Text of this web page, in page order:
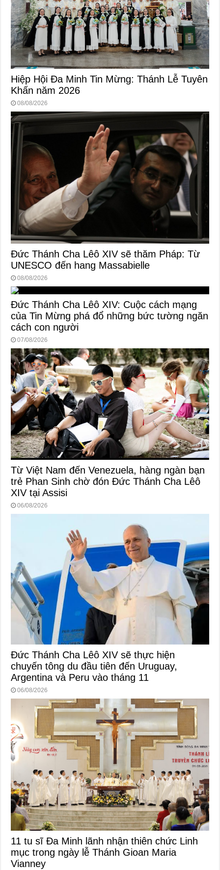
Hiệp Hội Đa Minh Tin Mừng: Thánh Lễ Tuyên
Khấn năm 2026
08/08/2026
Đức Thánh Cha Lêô XIV sẽ thăm Pháp: Từ
UNESCO đến hang Massabielle
08/08/2026
Đức Thánh Cha Lêô XIV: Cuộc cách mạng
của Tin Mừng phá đổ những bức tường ngăn
cách con người
07/08/2026
Từ Việt Nam đến Venezuela, hàng ngàn bạn
trẻ Phan Sinh chờ đón Đức Thánh Cha Lêô
XIV tại Assisi
06/08/2026
Đức Thánh Cha Lêô XIV sẽ thực hiện
chuyến tông du đầu tiên đến Uruguay,
Argentina và Peru vào tháng 11
06/08/2026
11 tu sĩ Đa Minh lãnh nhận thiên chức Linh
mục trong ngày lễ Thánh Gioan Maria
Vianney